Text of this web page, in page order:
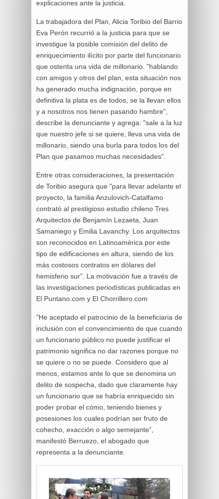
explicaciones ante la justicia.
La trabajadora del Plan, Alicia Toribio del Barrio
Eva Perón recurrió a la justicia para que se
investigue la posible comisión del delito de
enriquecimiento ilícito por parte del funcionario
que ostenta una vida de millonario. "hablando
con amigos y otros del plan, esta situación nos
ha generado mucha indignación, porque en
definitiva la plata es de todos, se la llevan ellos
y a nosotros nos tienen pasando hambre",
describe la denunciante y agrega: "sale a la luz
que nuestro jefe si se quiere, lleva una vida de
millonario, siendo una burla para todos los del
Plan que pasamos muchas necesidades”.
Entre otras consideraciones, la presentación
de Toribio asegura que "para llevar adelante el
proyecto, la familia Anzulovich-Catalfamo
contrató al prestigioso estudio chileno Tres
Arquitectos de Benjamín Lezaeta, Juan
Samaniego y Emilia Lavanchy. Los arquitectos
son reconocidos en Latinoamérica por este
tipo de edificaciones en altura, siendo de los
más costosos contratos en dólares del
hemisferio sur”. La motivación fue a través de
las investigaciones periodísticas publicadas en
El Puntano.com y El Chorrillero.com
"He aceptado el patrocinio de la beneficiaria de
inclusión con el convencimiento de que cuando
un funcionario público no puede justificar el
patrimonio significa no dar razones porque no
se quiere o no se puede. Considero que al
menos, estamos ante lo que se denomina un
delito de sospecha, dado que claramente hay
un funcionario que se habría enriquecido sin
poder probar el cómo, teniendo bienes y
posesiones los cuales podrían ser fruto de
cohecho, exacción o algo semejante”,
manifestó Berruezo, el abogado que
representa a la denunciante.